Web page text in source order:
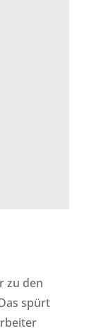
zu den
spürt